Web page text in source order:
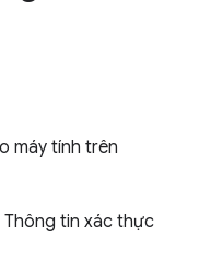
máy tính trên
tin xác thực